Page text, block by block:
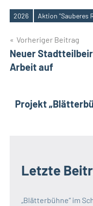
Schlagwörter
2026 Aktion "Sauberes
Vorheriger Beitrag
Neuer
Arbeit auf
Projekt
Letzte
„Blätterbühne“ im